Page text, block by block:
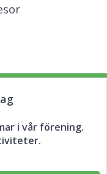
i vår förening.